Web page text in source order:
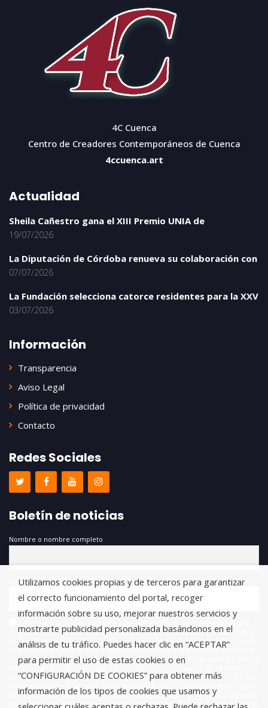
4C Cuenca
Centro de Creadores Contemporáneos de Cuenca
4ccuenca.art
Actualidad
Sheila Cañestro gana el XIII Premio UNIA de
19/07/2026
La Diputación de Córdoba renueva su colaboración con
07/07/2026
La Fundación selecciona catorce residentes para la XXV
03/07/2026
Información
Transparencia
Aviso Legal
Política de privacidad
Contacto
Redes Sociales
Boletín de noticias
Nombre o nombre completo
Email
responsable del tratamiento de estos datos es FUNDACIÓN ANTONIO GALA y
la finalidad de este es la gestión de las suscripciones a nuestro boletín
informativo, encontrándonos legitimados para este tratamiento a través del
consentimiento que nos está otorgando en este acto. No se cederán datos a
terceros salvo obligación legal. Usted certifica que es mayor de 14 años y que
por lo tanto posee la capacidad legal necesaria para la prestación de este
de Privacidad. Puede usted acceder, rectificar y suprimir los datos, así como
otros derechos, como se explica en la información adicional. Puede consultar
Utilizamos cookies propias y de terceros para garantizar
el correcto funcionamiento del portal, recoger
información sobre su uso, mejorar nuestros servicios y
mostrarte publicidad personalizada basándonos en el
análisis de tu tráfico. Puedes hacer clic en “ACEPTAR”
para permitir el uso de estas cookies o en
“CONFIGURACIÓN DE COOKIES” para obtener más
información de los tipos de cookies que usamos y